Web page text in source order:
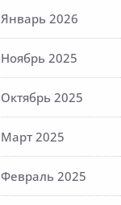
Январь 2026
Ноябрь 2025
Октябрь 2025
Март 2025
Февраль 2025